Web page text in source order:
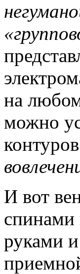
на
можно
И вот
спинами
руками